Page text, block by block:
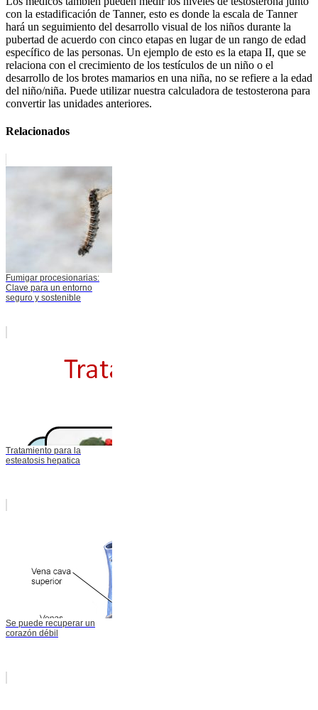
con la estadificación de Tanner, esto es donde la escala de Tanner
hará un seguimiento del desarrollo visual de los niños durante la
pubertad de acuerdo con cinco etapas en lugar de un rango de edad
específico de las personas. Un ejemplo de esto es la etapa II, que se
relaciona con el crecimiento de los testículos de un niño o el
desarrollo de los brotes mamarios en una niña, no se refiere a la edad
del niño/niña. Puede utilizar nuestra calculadora de testosterona para
convertir las unidades anteriores.
Relacionados
Fumigar procesionarias:
Clave para un entorno
seguro y sostenible
Tratamiento para la
esteatosis hepatica
Se puede recuperar un
corazón débil